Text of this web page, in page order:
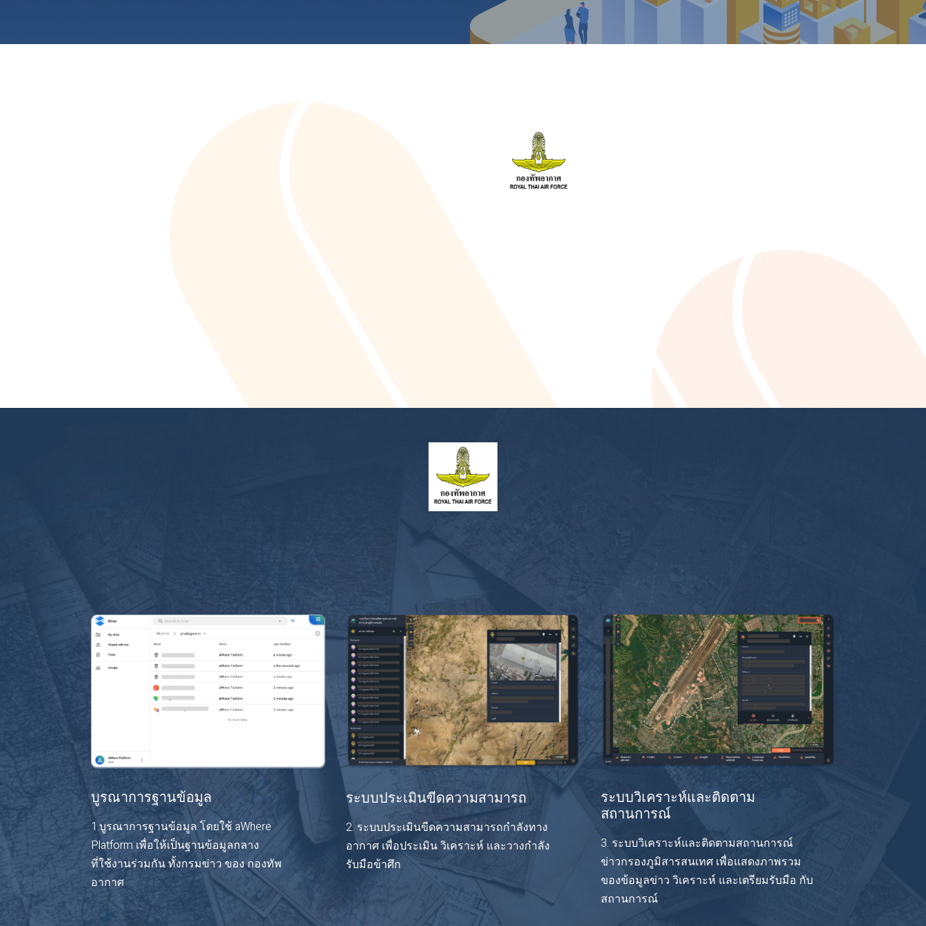
บูรณาการฐานข้อมูล
1.บูรณาการฐานข้อมูล โดยใช้ aWhere
Platform เพื่อให้เป็นฐานข้อมูลกลาง
ที่ใช้งานร่วมกัน ทั้งกรมข่าว ของ กองทัพ
อากาศ
ระบบประเมินขีดความสามารถ
2. ระบบประเมินขีดความสามารถกำลังทาง
อากาศ เพื่อประเมิน วิเคราะห์ และวางกำลัง
รับมือข้าศึก
ระบบวิเคราะห์และติดตาม
สถานการณ์
3. ระบบวิเคราะห์และติดตามสถานการณ์
ข่าวกรองภูมิสารสนเทศ เพื่อแสดงภาพรวม
ของข้อมูลข่าว วิเคราะห์ และเตรียมรับมือ กับ
สถานการณ์